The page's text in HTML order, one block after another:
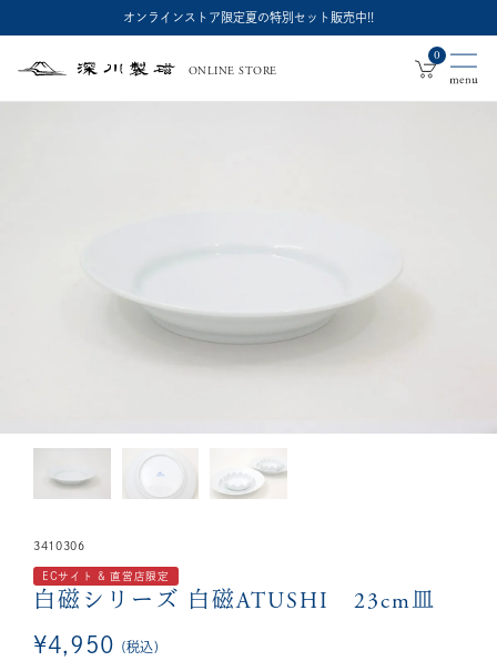
オンラインストア限定夏の特別セット販売中!!
深
ONLINE STORE
0
3410306
ECサイト & 直営店限定
白磁シリーズ 白磁ATUSHI 23cm皿
¥4,950 税込